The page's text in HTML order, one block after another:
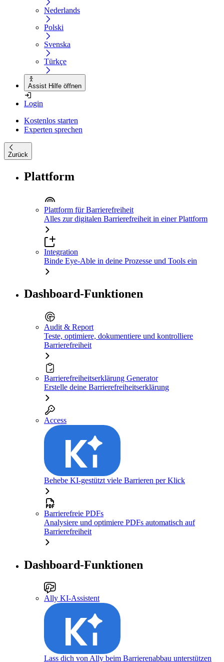
Nederlands
Polski
Svenska
Türkçe
Assist Hilfe öffnen
Login
Kostenlos starten
Experten sprechen
Zurück
Plattform
Plattform für Barrierefreiheit
Alles zur digitalen Barrierefreiheit in einer Plattform
Integration
Binde Eye-Able in deine Prozesse und Tools ein
Dashboard-Funktionen
Audit & Report
Teste, optimiere, dokumentiere und kontrolliere
Barrierefreiheit
Barrierefreiheitserklärung Generator
Erstelle deine Barrierefreiheitserklärung
Access
Behebe KI-gestützt viele Barrieren per Klick
Barrierefreie PDFs
Analysiere und optimiere PDFs automatisch auf
Barrierefreiheit
Dashboard-Funktionen
Ally KI-Assistent
Lass dich von Ally beim Barrierenabbau unterstützen